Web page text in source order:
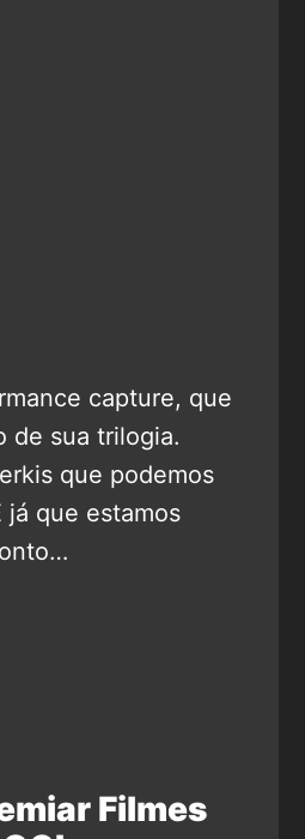
capture, que
de sua trilogia.
que podemos
que estamos
Filmes